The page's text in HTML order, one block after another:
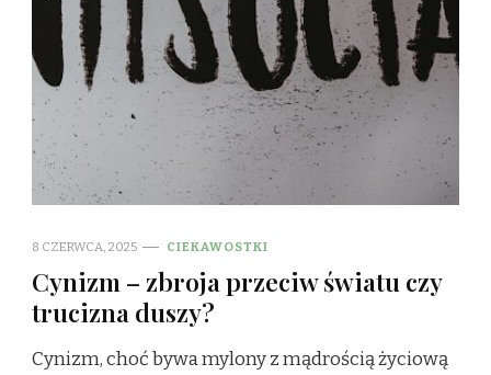
8 CZERWCA, 2025 CIEKAWOSTKI
Cynizm – zbroja przeciw światu czy
trucizna duszy?
Cynizm, choć bywa mylony z mądrością życiową